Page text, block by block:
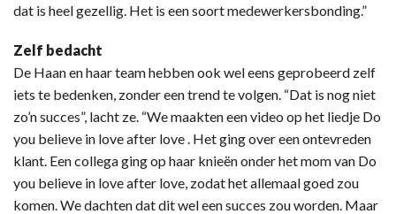
dat is heel gezellig. Het is een soort medewerkersbonding.”
Zelf bedacht
De Haan en haar team hebben ook wel eens geprobeerd zelf
iets te bedenken, zonder een trend te volgen. “Dat is nog niet
zo’n succes”, lacht ze. “We maakten een video op het liedje Do
you believe in love after love . Het ging over een ontevreden
klant. Een collega ging op haar knieën onder het mom van Do
you believe in love after love, zodat het allemaal goed zou
komen. We dachten dat dit wel een succes zou worden. Maar